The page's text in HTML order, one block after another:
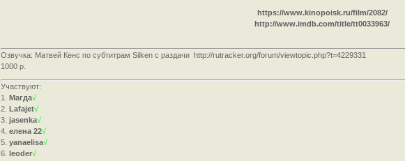
https://www.kinopoisk.ru/film/2082/
http://www.imdb.com/title/tt0033963/
Озвучка: Матвей Кенс по субтитрам Silken с раздачиhttp://rutracker.org/forum/viewtopic.php?t=4229331
1000 р.
Участвуют:
1.Магда√
2.Lafajet√
3.jasenka√
4.елена 22√
5.yanaelisa√
6.leoder√